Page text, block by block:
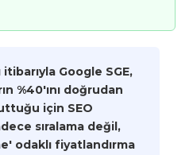
itibarıyla Google SGE,
%40'ını doğrudan
için SEO
sıralama değil,
odaklı fiyatlandırma